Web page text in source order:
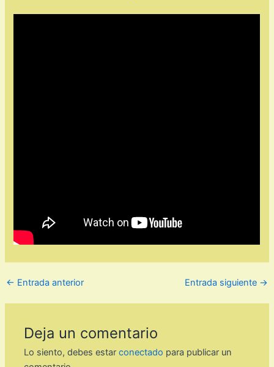
← Entrada anterior Entrada siguiente →
Deja un comentario
Lo siento, debes estarconectado para publicar un